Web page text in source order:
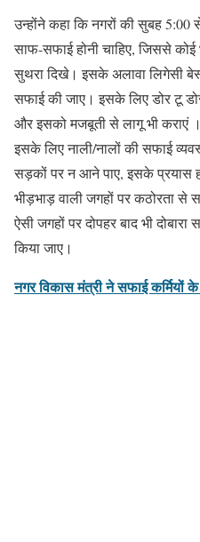
उन्होंने कहा कि नगरों की सुबह
साफ-सफाई होनी चाहिए, जिससे कोई
सुथरा दिखे। इसके अलावा लिगेसी
सफाई की जाए। इसके लिए डोर टू
और इसको मजबूती से लागू भी कराएं
इसके लिए नाली/नालों की सफाई
सड़कों पर न आने पाए, इसके प्रयास
भीड़भाड़ वाली जगहों पर कठोरता से
ऐसी जगहों पर दोपहर बाद भी
किया जाए।
नगर विकास मंत्री ने सफाई कर्मियों